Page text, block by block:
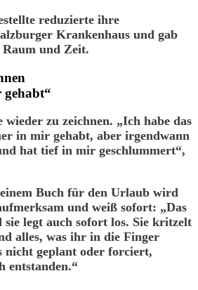
reduzierte ihre
Krankenhaus und gab
und Zeit.
wieder zu zeichnen. „Ich habe das
in mir gehabt, aber irgendwann
hat tief in mir geschlummert“,
Buch für den Urlaub wird
und weiß sofort: „Das
sie legt auch sofort los. Sie kritzelt
alles, was ihr in die Finger
nicht geplant oder forciert,
entstanden.“